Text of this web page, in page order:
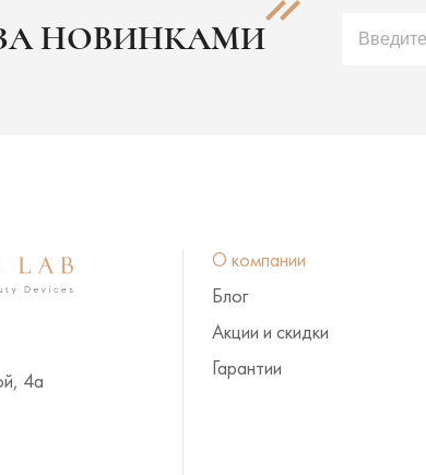
НОВИНКАМИ
4а
О компании
Блог
Акции и скидки
Гарантии